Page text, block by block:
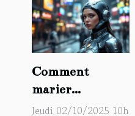
Comment
marier
technologie et
Jeudi 02/10/2025 10h